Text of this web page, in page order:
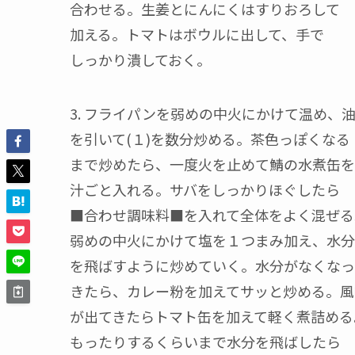
合わせる。生姜とにんにくはすりおろして
加える。トマトはボウルに出して、手で
しっかり潰しておく。
3. フライパンを弱めの中火にかけて温め、油
を引いて(１)を数分炒める。茶色っぽくなる
まで炒めたら、一度火を止めて鯖の水煮缶を
汁ごと入れる。サバをしっかりほぐしたら
■合わせ調味料■を入れて全体をよく混ぜる
弱めの中火にかけて塩を１つまみ加え、水分
を飛ばすように炒めていく。水分がなくな
きたら、カレー粉を加えてサッと炒める。
が出てきたらトマト缶を加えて軽く煮詰める
もったりするくらいまで水分を飛ばしたら